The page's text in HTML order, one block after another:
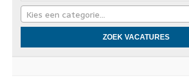
Kies een categorie…